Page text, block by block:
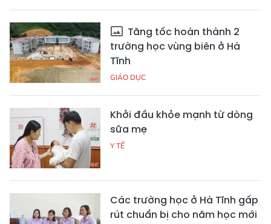
Tăng tốc hoàn thành 2
trường học vùng biên ở Hà
Tĩnh
GIÁO DỤC
Khởi đầu khỏe mạnh từ dòng
sữa mẹ
Y TẾ
Các trường học ở Hà Tĩnh gấp
rút chuẩn bị cho năm học mới